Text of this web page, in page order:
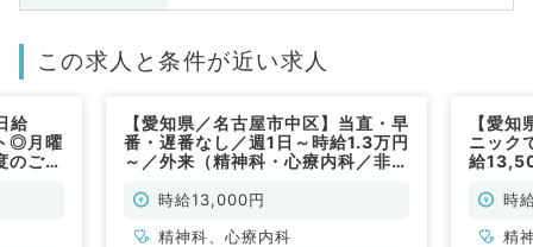
この求人と条件が近い求人
給
◎月曜
ご勤
【愛知県／名古屋市中区】当直・早
番・遅番なし／週1日～時給1.3万円
～／外来（精神科・心療内科／非常
時給13,000円
精神科、心療内科
【愛
ニック
給
の先時
精